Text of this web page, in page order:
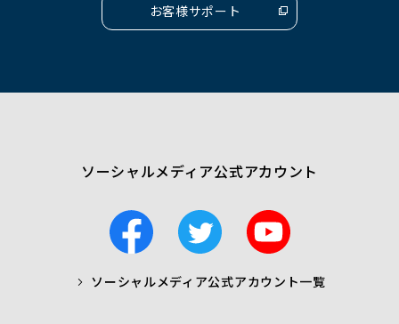
お客様サポート
（別
ウ
ウ
ソーシャルメディア公式アカウント
F
a
a
T
w
t
Y
o
t
ソーシャルメディア公式アカウント一覧